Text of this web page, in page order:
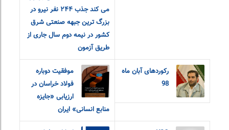
می کند جذب ٢۴۴ نفر نیرو در
بزرگ ترین جبهه صنعتی شرق
کشور در نیمه دوم سال جاری از
طریق آزمون
رکوردهای آبان ماه
98
موفقیت دوباره
فولاد خراسان در
ارزیابی «جایزه
منابع انسانی» ایران